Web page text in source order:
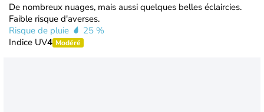
De nombreux nuages, mais aussi quelques belles éclaircies.
Faible risque d'averses.
Risque de pluie
25 %
Indice UV4 Modéré